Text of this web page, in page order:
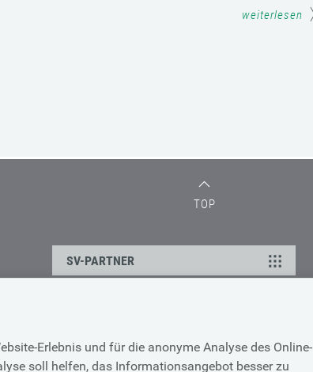
Erlebnis und für die anonyme Analyse des Online-
soll helfen, das Informationsangebot besser zu
weiterlesen
TOP
SV-PARTNER
Cookie-Erklärung